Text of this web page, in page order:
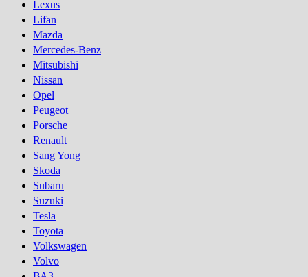
Lexus
Lifan
Mazda
Mercedes-Benz
Mitsubishi
Nissan
Opel
Peugeot
Porsсhe
Renault
Sang Yong
Skoda
Subaru
Suzuki
Tesla
Toyota
Volkswagen
Volvo